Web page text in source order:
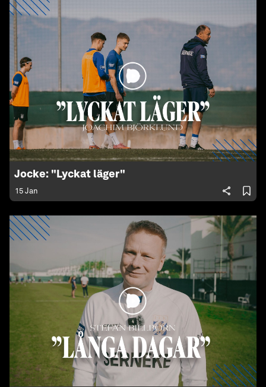
Jocke: "Lyckat läger"
15 Jan